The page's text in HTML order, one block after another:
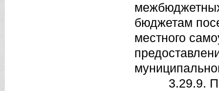
бюджетам
местного
3.29.9.